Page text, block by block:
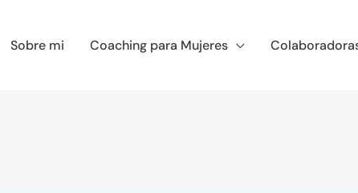
Sobre mi Coaching para Mujeres